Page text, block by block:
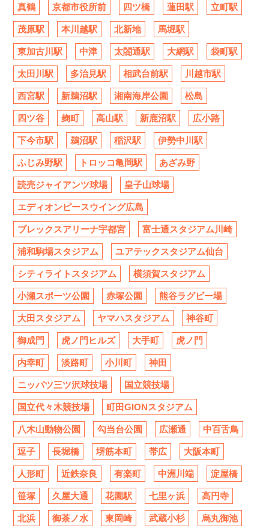
真鶴 京都市役所前 四ツ橋 蓮田駅 立町駅
茂原駅 本川越駅 北新地 馬堀駅
東加古川駅 中津 太閤通駅 大網駅 袋町駅
太田川駅 多治見駅 相武台前駅 川越市駅
西宮駅 新鵜沼駅 湘南海岸公園 松島
四ツ谷 麹町 高山駅 新鹿沼駅 広小路
下今市駅 鵜沼駅 稲沢駅 伊勢中川駅
ふじみ野駅 トロッコ亀岡駅 あざみ野
読売ジャイアンツ球場 皇子山球場
エディオンピースウイング広島
ブレックスアリーナ宇都宮 富士通スタジアム川崎
浦和駒場スタジアム ユアテックスタジアム仙台
シティライトスタジアム 横須賀スタジアム
小瀬スポーツ公園 赤塚公園 熊谷ラグビー場
大田スタジアム ヤマハスタジアム 神谷町
御成門 虎ノ門ヒルズ 大手町 虎ノ門
内幸町 淡路町 小川町 神田
ニッパツ三ツ沢球技場 国立競技場
国立代々木競技場 町田GIONスタジアム
八木山動物公園 勾当台公園 広瀬通 中百舌鳥
逗子 長堀橋 堺筋本町 帯広 大阪本町
人形町 近鉄奈良 有楽町 中洲川端 淀屋橋
笹塚 久屋大通 花園駅 七里ヶ浜 高円寺
北浜 御茶ノ水 東岡崎 武蔵小杉 烏丸御池